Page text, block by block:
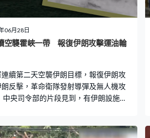
06月28日
空襲霍峽一帶 報復伊朗攻擊運油輪
連續第二天空襲伊朗目標，報復伊朗攻
反擊，革命衛隊發射導彈及無人機攻
央司令部的片段見到，有伊朗設施遭
的運油輪，船上載有逾2百萬桶原油。